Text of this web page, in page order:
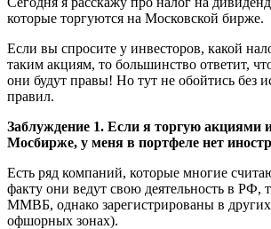
которые торгуются на Московской бирже.
Если вы спросите у инвесторов, какой
таким акциям, то большинство ответит,
они будут правы! Но тут не обойтись без
правил.
Заблуждение 1. Если я торгую акциями
Мосбирже, у меня в портфеле нет
Есть ряд компаний, которые многие
факту они ведут свою деятельность в РФ,
ММВБ, однако зарегистрированы в
офшорных зонах).